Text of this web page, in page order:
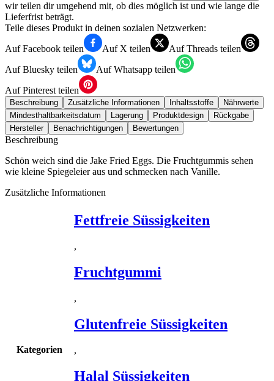
wir teilen dir umgehend mit, ob dies möglich ist und wie lange die
Lieferfrist beträgt.
Teile dieses Produkt in deinen sozialen Netzwerken:
Auf Facebook teilen
Auf X teilen
Auf Threads teilen
Auf Bluesky teilen
Auf Whatsapp teilen
Auf Pinterest teilen
Beschreibung Zusätzliche Informationen Inhaltsstoffe
Nährwerte
Mindesthaltbarkeitsdatum
Lagerung Produktdesign
Rückgabe
Hersteller
Benachrichtigungen Bewertungen
Beschreibung
Schön weich sind die Jake Fried Eggs. Die Fruchtgummis sehen
wie kleine Spiegeleier aus und schmecken nach Vanille.
Zusätzliche Informationen
Kategorien
Fettfreie Süssigkeiten
,
Fruchtgummi
,
Glutenfreie Süssigkeiten
,
Halal Süssigkeiten